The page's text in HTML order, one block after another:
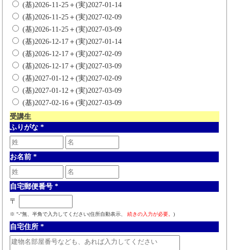
(基)2026-11-25＋(実)2027-01-14
(基)2026-11-25＋(実)2027-02-09
(基)2026-11-25＋(実)2027-03-09
(基)2026-12-17＋(実)2027-01-14
(基)2026-12-17＋(実)2027-02-09
(基)2026-12-17＋(実)2027-03-09
(基)2027-01-12＋(実)2027-02-09
(基)2027-01-12＋(実)2027-03-09
(基)2027-02-16＋(実)2027-03-09
受講生
ふりがな *
お名前 *
自宅郵便番号 *
〒
※ "-"無、半角で入力してください(住所自動表示、 続きの入力が必要。 )
自宅住所 *